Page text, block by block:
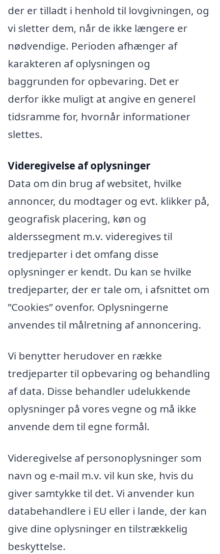
der er tilladt i henhold til lovgivningen, og
vi sletter dem, når de ikke længere er
nødvendige. Perioden afhænger af
karakteren af oplysningen og
baggrunden for opbevaring. Det er
derfor ikke muligt at angive en generel
tidsramme for, hvornår informationer
slettes.
Videregivelse af oplysninger
Data om din brug af websitet, hvilke
annoncer, du modtager og evt. klikker på,
geografisk placering, køn og
alderssegment m.v. videregives til
tredjeparter i det omfang disse
oplysninger er kendt. Du kan se hvilke
tredjeparter, der er tale om, i afsnittet om
”Cookies” ovenfor. Oplysningerne
anvendes til målretning af annoncering.
Vi benytter herudover en række
tredjeparter til opbevaring og behandling
af data. Disse behandler udelukkende
oplysninger på vores vegne og må ikke
anvende dem til egne formål.
Videregivelse af personoplysninger som
navn og e-mail m.v. vil kun ske, hvis du
giver samtykke til det. Vi anvender kun
databehandlere i EU eller i lande, der kan
give dine oplysninger en tilstrækkelig
beskyttelse.